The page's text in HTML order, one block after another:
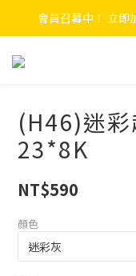
F.SEASONS
會員召募中！ 立即
(H46)迷
23*8K
NT$590
顏色